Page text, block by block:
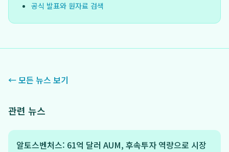
공식 발표와 원자료 검색
← 모든 뉴스 보기
관련 뉴스
알토스벤처스: 61억 달러 AUM, 후속투자 역량으로 시장